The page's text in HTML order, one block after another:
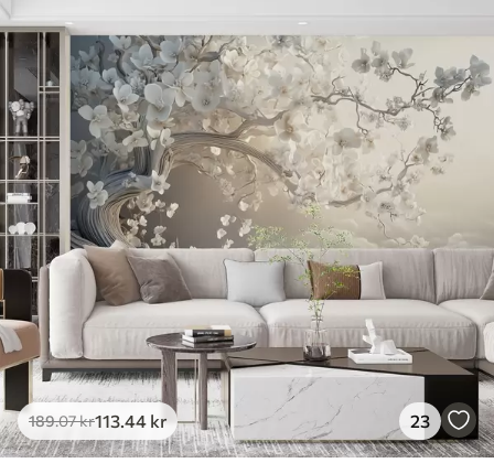
189.07kr113 .44 kr 23